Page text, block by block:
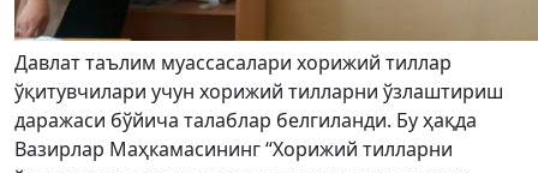
Давлат таълим муассасалари хорижий тиллар
ўқитувчилари учун хорижий тилларни ўзлаштириш
даражаси бўйича талаблар белгиланди. Бу ҳақда
Вазирлар Маҳкамасининг “Хорижий тилларни